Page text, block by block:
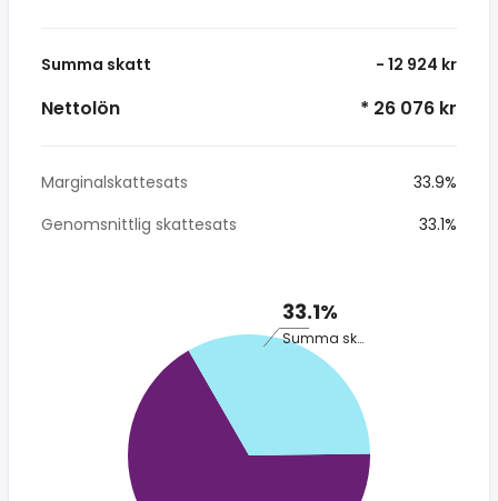
Summa skatt - 12 924 kr
Nettolön * 26 076 kr
Marginalskattesats
33.9%
Genomsnittlig skattesats
33.1%
33.1%
Summa skatt